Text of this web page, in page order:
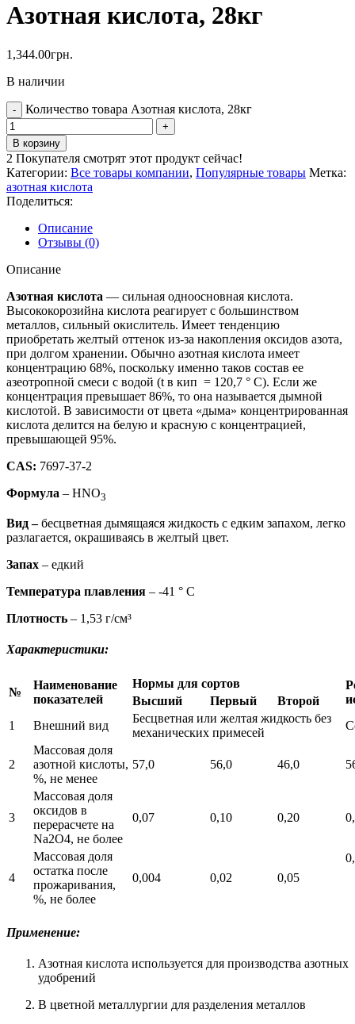
Азотная кислота, 28кг
1,344.00грн.
В наличии
Количество товара Азотная кислота, 28кг
В корзину
2 Покупателя смотрят этот продукт сейчас!
Категории: Все товары компании, Популярные товары Метка:
азотная кислота
Поделиться:
Описание
Отзывы (0)
Описание
Азотная кислота — сильная одноосновная кислота.
Высококорозийна кислота реагирует с большинством
металлов, сильный окислитель. Имеет тенденцию
приобретать желтый оттенок из-за накопления оксидов азота,
при долгом хранении. Обычно азотная кислота имеет
концентрацию 68%, поскольку именно таков состав ее
азеотропной смеси с водой (t в кип = 120,7 ° C). Если же
концентрация превышает 86%, то она называется дымной
кислотой. В зависимости от цвета «дыма» концентрированная
кислота делится на белую и красную с концентрацией,
превышающей 95%.
CAS: 7697-37-2
Формула – HNO3
Вид –бесцветная дымящаяся жидкость с едким запахом, легко
разлагается, окрашиваясь в желтый цвет.
Запах – едкий
Температура плавления – -41 ° C
Плотность – 1,53 г/см³
Характеристики:
№
Наименование
показателей
Нормы для сортов
Высший Первый
Второй
1
Внешний вид
Бесцветная или желтая жидкость без
механических примесей
2
Массовая доля
азотной кислоты,
%, не менее
57,0 56,0 46,0
3
Массовая доля
оксидов в
перерасчете на
Na2O4, не более
0,07 0,10 0,20
4
Массовая доля
остатка после
прожаривания,
%, не более
0,004 0,02 0,05
Применение:
Азотная кислота используется для производства азотных
удобрений
В цветной металлургии для разделения металлов